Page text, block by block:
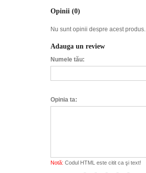
Opinii (0)
Nu sunt opinii despre acest produs.
Adauga un review
Numele tău:
Opinia ta:
Notă: Codul HTML este citit ca şi text!